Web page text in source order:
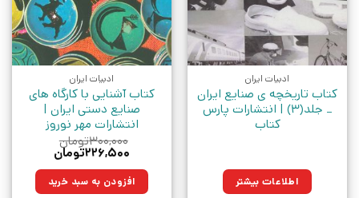
ادبیات ایران
کتاب تاریخچه ی صنایع ایران
_ جلد(3) | انتشارات پارس
کتاب
اطلاعات بیشتر
ادبیات ایران
کتاب آشنایی با کارگاه های
صنایع دستی ایران |
انتشارات مهر نوروز
۳۰۰,۰۰۰تومان
قیمت
۳۰۰,۰۰۰تومان
بود.
۲۲۶,۵۰۰تومان
۲۲۶,۵۰۰تومان.افزودن به سبد خرید